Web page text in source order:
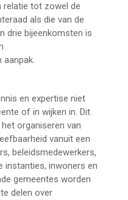
relatie tot zowel de
als die van de
drie bijeenkomsten is
aanpak.
en expertise niet
of in wijken in. Dit
organiseren van
vanuit een
beleidsmedewerkers,
instanties, inwoners en
gemeentes worden
delen over